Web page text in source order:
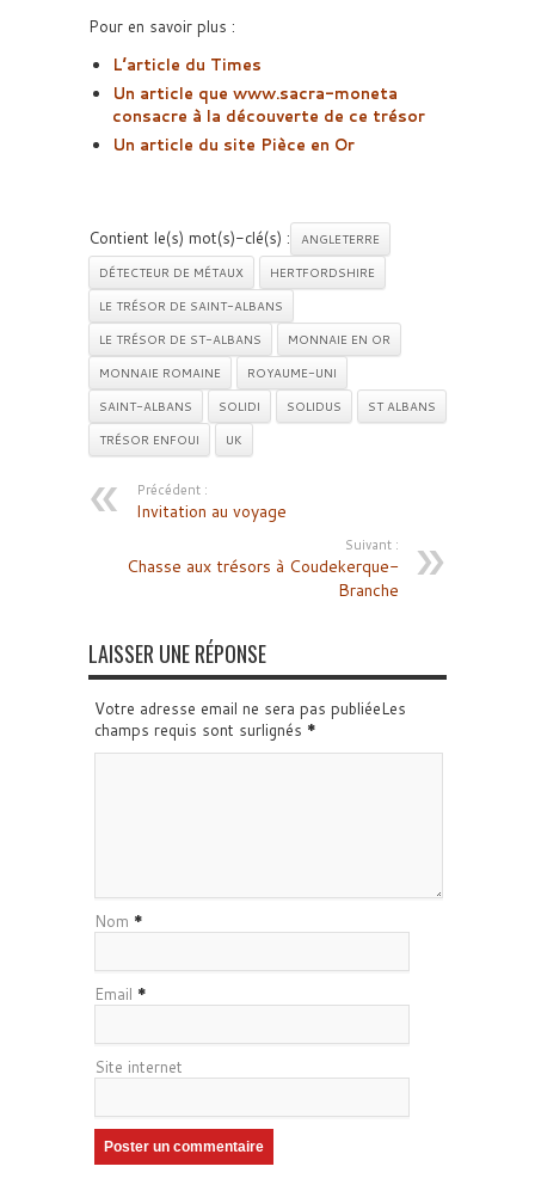
Pour en savoir plus :
L’article du Times
Un article que www.sacra-moneta
consacre à la découverte de ce trésor
Un article du site Pièce en Or
Contient le(s) mot(s)-clé(s) :
ANGLETERRE
DÉTECTEUR DE MÉTAUX
HERTFORDSHIRE
LE TRÉSOR DE SAINT-ALBANS
LE TRÉSOR DE ST-ALBANS
MONNAIE EN OR
MONNAIE ROMAINE
ROYAUME-UNI
SAINT-ALBANS
SOLIDI SOLIDUS
ST ALBANS
TRÉSOR ENFOUI
UK
Précédent :
Invitation au voyage
Suivant :
Chasse aux trésors à Coudekerque-
Branche
LAISSER UNE RÉPONSE
Votre adresse email ne sera pas publiéeLes
champs requis sont surlignés *
Nom *
Email *
Site internet